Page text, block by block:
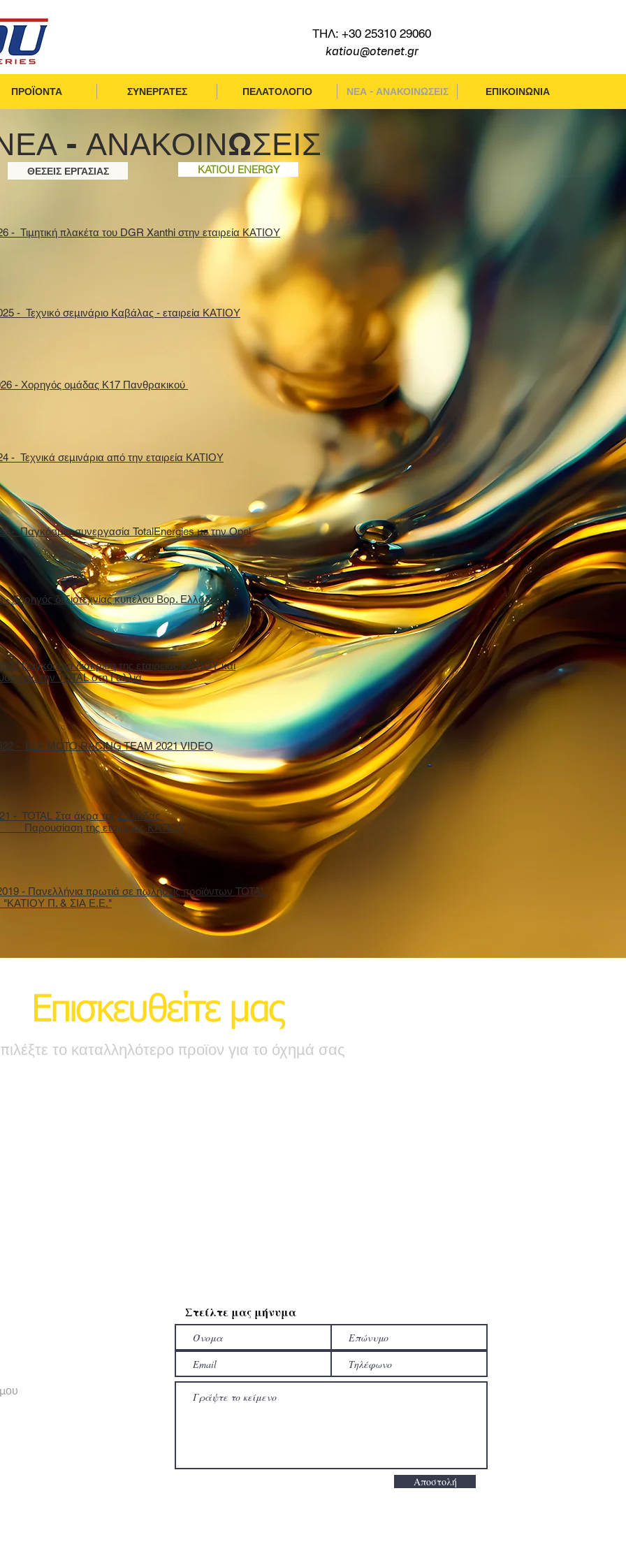
ΤΗΛ: +30 25310 29060
katiou@otenet.gr
ΠΡΟΪΟΝΤΑ ΣΥΝΕΡΓΑΤΕΣ ΠΕΛΑΤΟΛΟΓΙΟ ΝΕΑ - ΑΝΑΚΟΙΝΩΣΕΙΣ ΕΠΙΚΟΙΝΩΝΙΑ
- TOTAL Στα άκρα της Ελλάδας
Παρουσίαση της εταιρείας ΚΑΤΙΟΥ
Παγκόσμια διάκριση της εταιρείας ΚΑΤΙΟΥ και
από την TOTAL στη Γαλλία
- ELF MOTO RACING TEAM 2021 VIDEO
- Χορηγός δεξιοτεχνίας κυπέλου Βορ. Ελλαδος
- Παγκόσμια συνεργασία TotalEnergies με την Opel
- Τεχνικά σεμινάρια από την εταιρεία ΚΑΤΙΟΥ
- Τεχνικό σεμινάριο Καβάλας - εταιρεία ΚΑΤΙΟΥ
- Χορηγός ομάδας Κ17 Πανθρακικού
ΘΕΣΕΙΣ ΕΡΓΑΣΙΑΣ KATIOU ENERGY
- ΑΝΑΚΟΙΝΩΣΕΙΣ
- Πανελλήνια πρωτιά σε πωλήσεις προϊόντων TOTAL
"ΚΑΤΙΟΥ Π. & ΣΙΑ Ε.Ε."
- Τιμητική πλακέτα του DGR Xanthi στην εταιρεία ΚΑΤΙΟΥ
Επισκευθείτε μας
το καταλληλότερο προϊον για το όχημά σας
Στείλτε μας μήνυμα
Αποστολή